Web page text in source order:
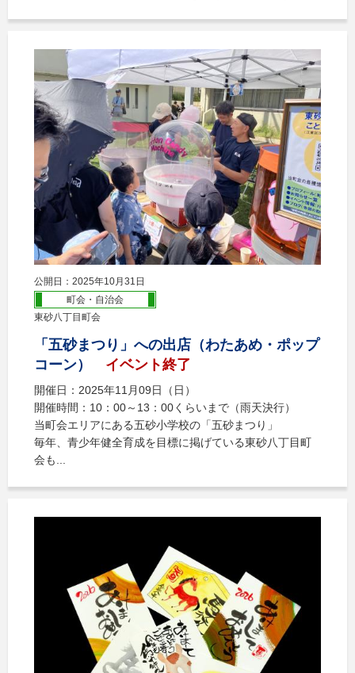
公開日：2025年10月31日
町会・自治会
東砂八丁目町会
「五砂まつり」への出店（わたあめ・ポップ
コーン）
イベント終了
開催日：2025年11月09日（日）
開催時間：10：00～13：00くらいまで（雨天決行）
当町会エリアにある五砂小学校の「五砂まつり」
毎年、青少年健全育成を目標に掲げている東砂八丁目町
会も...